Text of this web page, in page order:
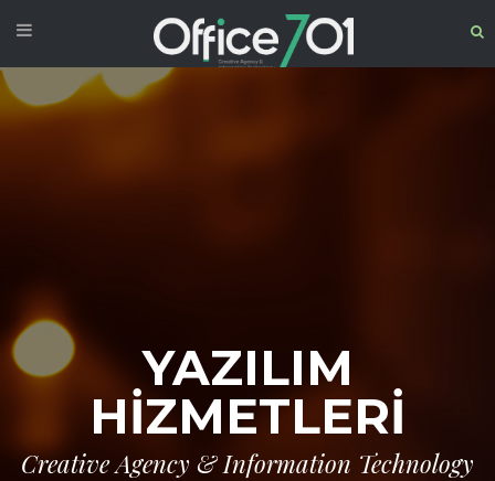
YAZILIM
HİZMETLERİ
Creative Agency & Information Technology